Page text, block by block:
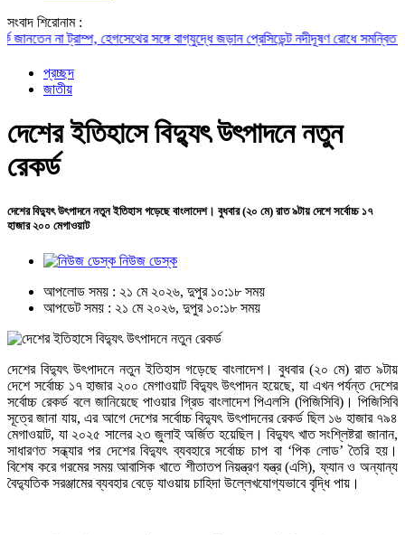
সংবাদ শিরোনাম :
না ট্রাম্প, হেগসেথের সঙ্গে বাগ্‌যুদ্ধে জড়ান প্রেসিডেন্টনদীদূষণ রোধে সমন্বিত
প্রচ্ছদ
জাতীয়
দেশের ইতিহাসে বিদ্যুৎ উৎপাদনে নতুন
রেকর্ড
দেশের বিদ্যুৎ উৎপাদনে নতুন ইতিহাস গড়েছে বাংলাদেশ। বুধবার (২০ মে) রাত ৯টায় দেশে সর্বোচ্চ ১৭
হাজার ২০০ মেগাওয়াট
নিউজ ডেস্ক
আপলোড সময় : ২১ মে ২০২৬, দুপুর ১০:১৮ সময়
আপডেট সময় : ২১ মে ২০২৬, দুপুর ১০:১৮ সময়
দেশের বিদ্যুৎ উৎপাদনে নতুন ইতিহাস গড়েছে বাংলাদেশ। বুধবার (২০ মে) রাত ৯টায়
দেশে সর্বোচ্চ ১৭ হাজার ২০০ মেগাওয়াট বিদ্যুৎ উৎপাদন হয়েছে, যা এখন পর্যন্ত দেশের
সর্বোচ্চ রেকর্ড বলে জানিয়েছে পাওয়ার গ্রিড বাংলাদেশ পিএলসি (পিজিসিবি)। পিজিসিবি
সূত্রে জানা যায়, এর আগে দেশের সর্বোচ্চ বিদ্যুৎ উৎপাদনের রেকর্ড ছিল ১৬ হাজার ৭৯৪
মেগাওয়াট, যা ২০২৫ সালের ২৩ জুলাই অর্জিত হয়েছিল। বিদ্যুৎ খাত সংশ্লিষ্টরা জানান,
সাধারণত সন্ধ্যার পর দেশের বিদ্যুৎ ব্যবহারে সর্বোচ্চ চাপ বা ‘পিক লোড’ তৈরি হয়।
বিশেষ করে গরমের সময় আবাসিক খাতে শীতাতপ নিয়ন্ত্রণ যন্ত্র (এসি), ফ্যান ও অন্যান্য
বৈদ্যুতিক সরঞ্জামের ব্যবহার বেড়ে যাওয়ায় চাহিদা উল্লেখযোগ্যভাবে বৃদ্ধি পায়।